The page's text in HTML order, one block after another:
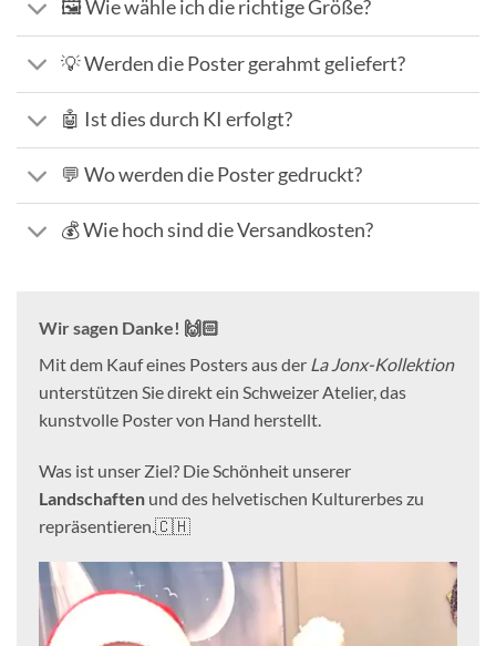
🖼️ Wie wähle ich die richtige Größe?
💡 Werden die Poster gerahmt geliefert?
🤖 Ist dies durch KI erfolgt?
💬 Wo werden die Poster gedruckt?
💰 Wie hoch sind die Versandkosten?
Wir sagen Danke! 🙌🏻
Mit dem Kauf eines Posters aus der La Jonx-Kollektion
unterstützen Sie direkt ein Schweizer Atelier, das
kunstvolle Poster von Hand herstellt.
Was ist unser Ziel? Die Schönheit unserer
Landschaften und des helvetischen Kulturerbes zu
repräsentieren.🇨🇭